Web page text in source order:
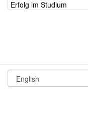
Erfolg im Studium